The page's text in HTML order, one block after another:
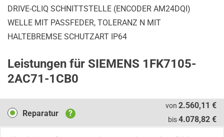
DRIVE-CLIQ SCHNITTSTELLE (ENCODER AM24DQI)
WELLE MIT PASSFEDER, TOLERANZ N MIT
HALTEBREMSE SCHUTZART IP64
Leistungen für SIEMENS 1FK7105-
2AC71-1CB0
Reparatur
Reparatur ?
von 2.560,11 €
bis4.078,82 €